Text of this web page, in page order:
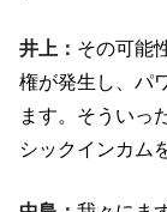
井上： その可能
権が発生し、パ
ます。そういっ
シックインカム